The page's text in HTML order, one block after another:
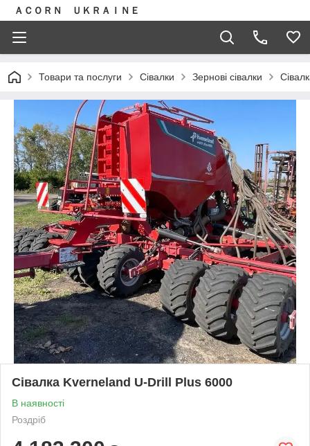
ＡＣＯＲＮ ＵＫＲＡＩＮＥ
Товари та послуги Сівалки Зернові сівалки
Сівалка Kverneland U-Drill Plus 6000
В наявності
Роздріб